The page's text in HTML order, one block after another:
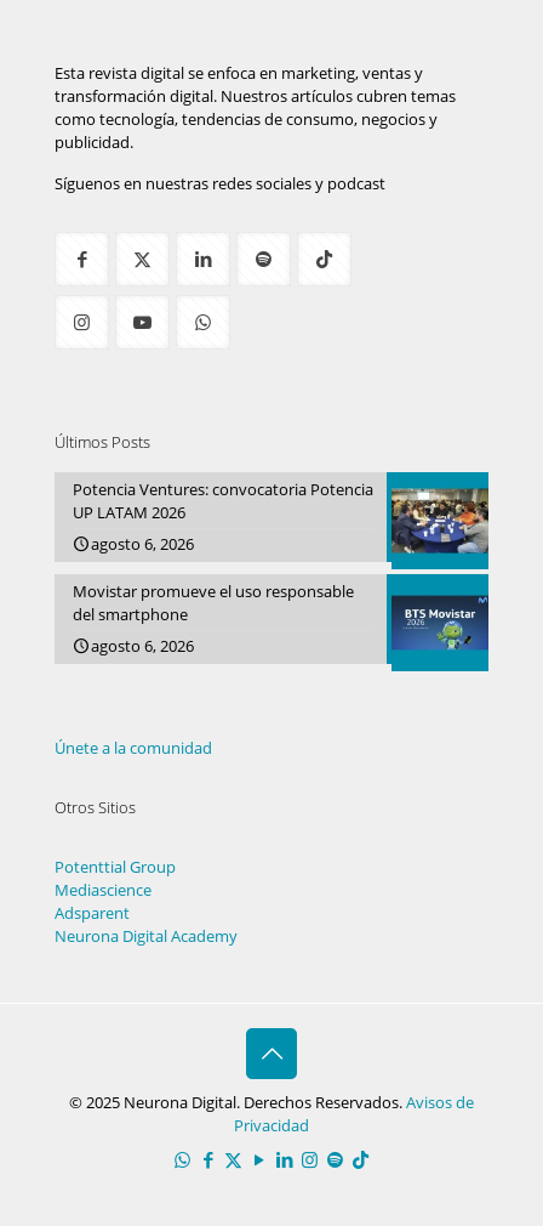
Esta revista digital se enfoca en marketing, ventas y
transformación digital. Nuestros artículos cubren temas
como tecnología, tendencias de consumo, negocios y
publicidad.
Síguenos en nuestras redes sociales y podcast
Últimos Posts
Potencia Ventures: convocatoria Potencia
UP LATAM 2026
agosto 6, 2026
Movistar promueve el uso responsable
del smartphone
agosto 6, 2026
Únete a la comunidad
Otros Sitios
Potenttial Group
Mediascience
Adsparent
Neurona Digital Academy
© 2025 Neurona Digital. Derechos Reservados.Avisos de
Privacidad